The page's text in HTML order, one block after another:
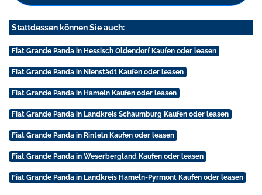
Stattdessen können Sie auch:
Fiat Grande Panda in Hessisch Oldendorf Kaufen oder leasen
Fiat Grande Panda in Nienstädt Kaufen oder leasen
Fiat Grande Panda in Hameln Kaufen oder leasen
Fiat Grande Panda in Landkreis Schaumburg Kaufen oder leasen
Fiat Grande Panda in Rinteln Kaufen oder leasen
Fiat Grande Panda in Weserbergland Kaufen oder leasen
Fiat Grande Panda in Landkreis Hameln-Pyrmont Kaufen oder leasen